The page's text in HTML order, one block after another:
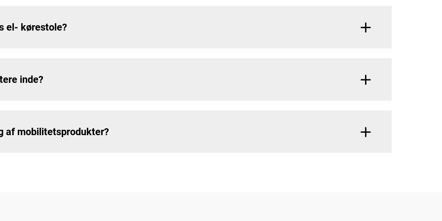
el- kørestole?
inde?
af mobilitetsprodukter?